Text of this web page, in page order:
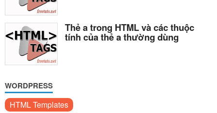
Thẻ a trong HTML và các thuộc
tính của thẻ a thường dùng
WORDPRESS
HTML Templates